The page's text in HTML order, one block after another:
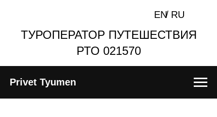
EN RU
/
ТУРОПЕРАТОР ПУТЕШЕСТВИЯ
РТО 021570
Privet Tyumen